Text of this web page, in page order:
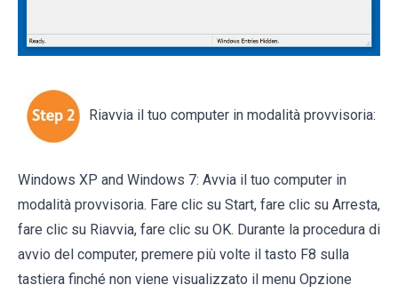
Riavvia il tuo computer in modalità provvisoria:
Windows XP and Windows 7: Avvia il tuo computer in
modalità provvisoria. Fare clic su Start, fare clic su Arresta,
fare clic su Riavvia, fare clic su OK. Durante la procedura di
avvio del computer, premere più volte il tasto F8 sulla
tastiera finché non viene visualizzato il menu Opzione